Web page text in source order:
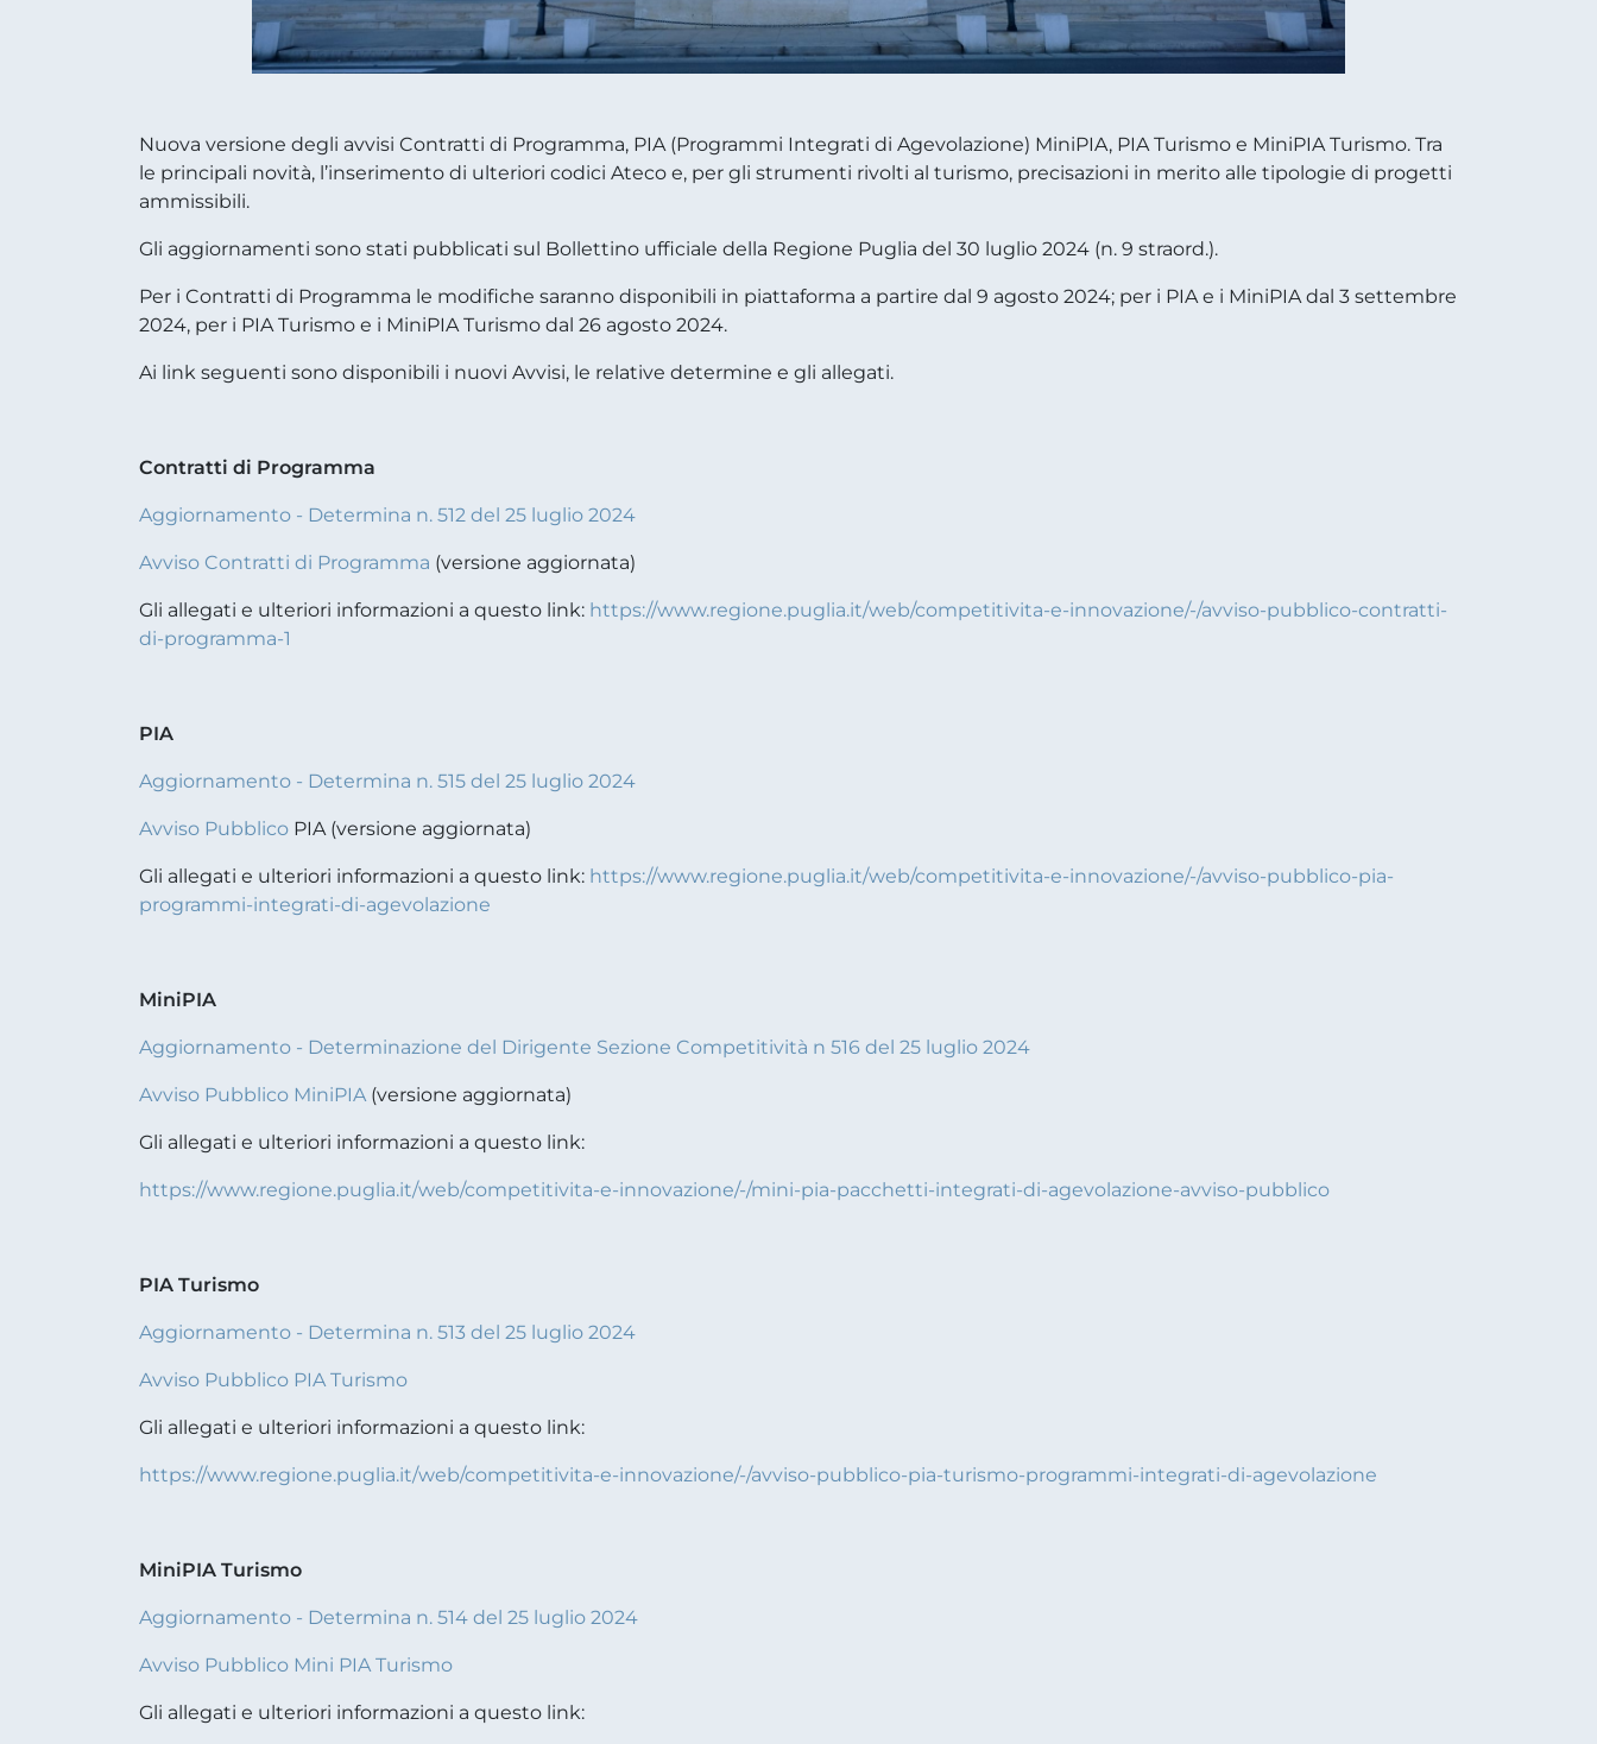
Nuova versione degli avvisi Contratti di Programma, PIA (Programmi Integrati di Agevolazione) MiniPIA, PIA Turismo e MiniPIA Turismo. Tra
le principali novità, l’inserimento di ulteriori codici Ateco e, per gli strumenti rivolti al turismo, precisazioni in merito alle tipologie di progetti
ammissibili.
Gli aggiornamenti sono stati pubblicati sul Bollettino ufficiale della Regione Puglia del 30 luglio 2024 (n. 9 straord.).
Per i Contratti di Programma le modifiche saranno disponibili in piattaforma a partire dal 9 agosto 2024; per i PIA e i MiniPIA dal 3 settembre
2024, per i PIA Turismo e i MiniPIA Turismo dal 26 agosto 2024.
Ai link seguenti sono disponibili i nuovi Avvisi, le relative determine e gli allegati.
Contratti di Programma
Aggiornamento - Determina n. 512 del 25 luglio 2024
Avviso Contratti di Programma (versione aggiornata)
Gli allegati e ulteriori informazioni a questo link: https://www.regione.puglia.it/web/competitivita-e-innovazione/-/avviso-pubblico-contratti-
di-programma-1
PIA
Aggiornamento - Determina n. 515 del 25 luglio 2024
Avviso Pubblico PIA (versione aggiornata)
Gli allegati e ulteriori informazioni a questo link: https://www.regione.puglia.it/web/competitivita-e-innovazione/-/avviso-pubblico-pia-
programmi-integrati-di-agevolazione
MiniPIA
Aggiornamento - Determinazione del Dirigente Sezione Competitività n 516 del 25 luglio 2024
Avviso Pubblico MiniPIA(versione aggiornata)
Gli allegati e ulteriori informazioni a questo link:
https://www.regione.puglia.it/web/competitivita-e-innovazione/-/mini-pia-pacchetti-integrati-di-agevolazione-avviso-pubblico
PIA Turismo
Aggiornamento - Determina n. 513 del 25 luglio 2024
Avviso Pubblico PIA Turismo
Gli allegati e ulteriori informazioni a questo link:
https://www.regione.puglia.it/web/competitivita-e-innovazione/-/avviso-pubblico-pia-turismo-programmi-integrati-di-agevolazione
MiniPIA Turismo
Aggiornamento - Determina n. 514 del 25 luglio 2024
Avviso Pubblico Mini PIA Turismo
Gli allegati e ulteriori informazioni a questo link: